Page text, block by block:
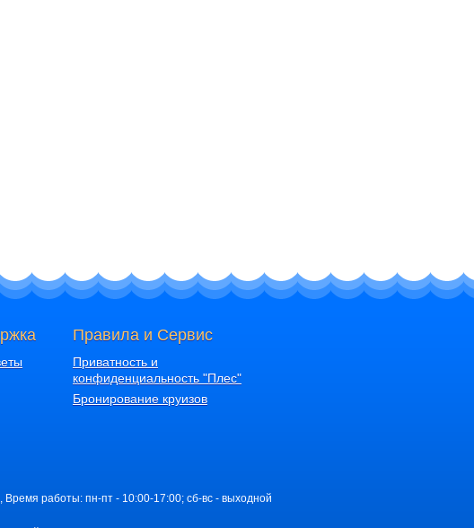
Правила и Сервис
Приватность и
конфиденциальность "Плес"
Бронирование круизов
работы: пн-пт - 10:00-17:00; сб-вс - выходной